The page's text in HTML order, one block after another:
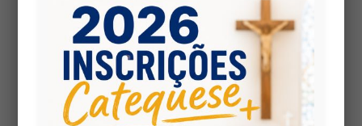
Menu Principal
Horário da Vida Pastoral
Grupos, Assoc. e Movim.
Contacte-nos